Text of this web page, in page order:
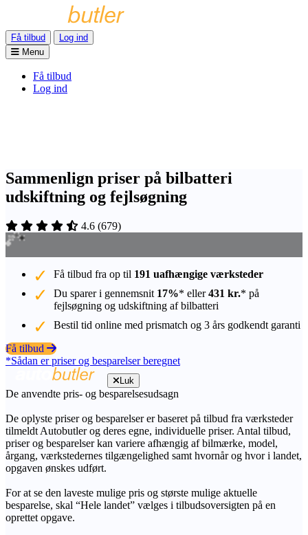
Få tilbud
Log ind
Menu
Få tilbud
Log ind
Sammenlign priser på bilbatteri
udskiftning og fejlsøgning
4.6 (679)
Få tilbud fra op til 191 uafhængige værksteder
Du sparer i gennemsnit 17%* eller431 kr.* på
fejlsøgning og udskiftning af bilbatteri
Bestil tid online med prismatch og 3 års godkendt garanti
Få tilbud
*Sådan er priser og besparelser beregnet
Luk
De anvendte pris- og besparelsesudsagn
De oplyste priser og besparelser er baseret på tilbud fra værksteder
tilmeldt Autobutler og deres egne, individuelle priser. Antal tilbud,
priser og besparelser kan variere afhængig af bilmærke, model,
årgang, værkstedernes tilgængelighed samt hvornår og hvor i landet,
opgaven ønskes udført.
For at se den laveste mulige pris og største mulige aktuelle
besparelse, skal “Hele landet” vælges i tilbudsoversigten på en
oprettet opgave.